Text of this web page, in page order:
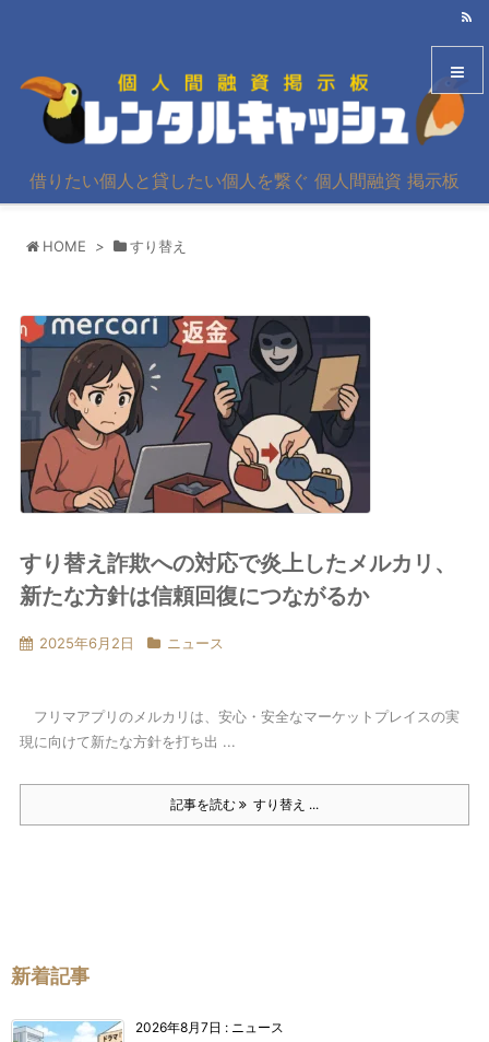
借りたい個人と貸したい個人を繋ぐ 個人間融資 掲示板
HOME > すり替え
すり替え詐欺への対応で炎上したメルカリ、
新たな方針は信頼回復につながるか
2025年6月2日 ニュース
フリマアプリのメルカリは、安心・安全なマーケットプレイスの実
現に向けて新たな方針を打ち出 ...
記事を読む すり替え ...
新着記事
2026年8月7日 : ニュース